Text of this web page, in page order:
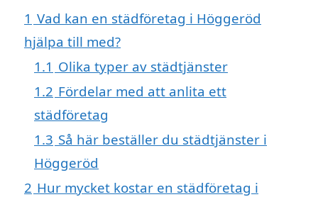
1 Vad kan en städföretag i Höggeröd
hjälpa till med?
1.1 Olika typer av städtjänster
1.2 Fördelar med att anlita ett
städföretag
1.3 Så här beställer du städtjänster i
Höggeröd
2 Hur mycket kostar en städföretag i